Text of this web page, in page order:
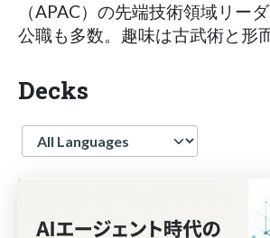
（APAC）の先端技術領域リーダ
公職も多数。趣味は古武術と形
Decks
Language